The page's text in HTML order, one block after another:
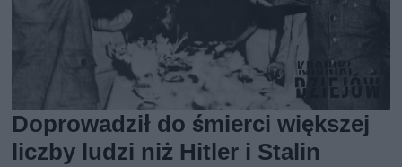
Doprowadził do śmierci większej
liczby ludzi niż Hitler i Stalin